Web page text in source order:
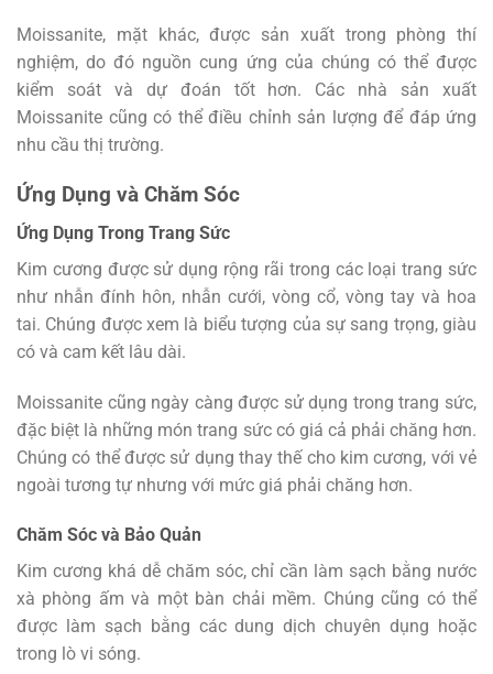
Moissanite, mặt khác, được sản xuất trong phòng thí
nghiệm, do đó nguồn cung ứng của chúng có thể được
kiểm soát và dự đoán tốt hơn. Các nhà sản xuất
Moissanite cũng có thể điều chỉnh sản lượng để đáp ứng
nhu cầu thị trường.
Ứng Dụng và Chăm Sóc
Ứng Dụng Trong Trang Sức
Kim cương được sử dụng rộng rãi trong các loại trang sức
như nhẫn đính hôn, nhẫn cưới, vòng cổ, vòng tay và hoa
tai. Chúng được xem là biểu tượng của sự sang trọng, giàu
có và cam kết lâu dài.
Moissanite cũng ngày càng được sử dụng trong trang sức,
đặc biệt là những món trang sức có giá cả phải chăng hơn.
Chúng có thể được sử dụng thay thế cho kim cương, với vẻ
ngoài tương tự nhưng với mức giá phải chăng hơn.
Chăm Sóc và Bảo Quản
Kim cương khá dễ chăm sóc, chỉ cần làm sạch bằng nước
xà phòng ấm và một bàn chải mềm. Chúng cũng có thể
được làm sạch bằng các dung dịch chuyên dụng hoặc
trong lò vi sóng.